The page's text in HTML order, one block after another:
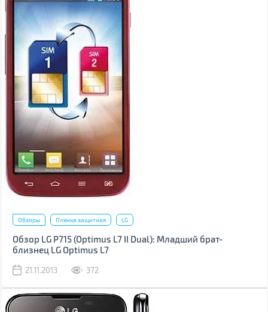
Обзоры Пленка защитная LG
Обзор LG P715 (Optimus L7 II Dual): Младший брат-
близнец LG Optimus L7
21.11.2013 372